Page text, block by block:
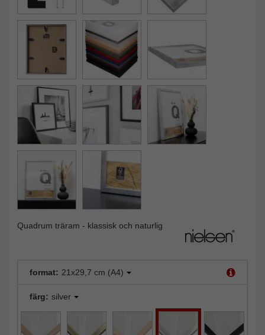
Quadrum träram - klassisk och naturlig
format: 21x29,7 cm (A4)
färg: silver